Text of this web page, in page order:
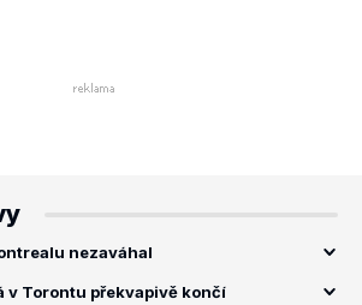
nezaváhal
v Torontu překvapivě končí